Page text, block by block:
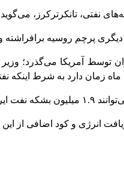
نفتی، تانکرترکرز،
پرچم روسیه
توسط آمریکا می‌گذرد؛
ماه زمان دارد به شرط
حمل کنند.
انرژی و کود اضافی از